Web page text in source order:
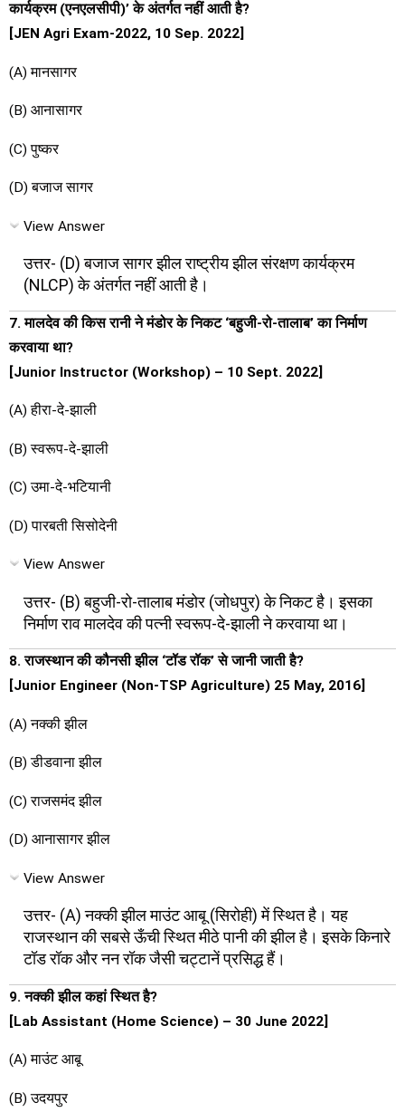
कार्यक्रम (एनएलसीपी)’ के अंतर्गत नहीं आती है?
[JEN Agri Exam-2022, 10 Sep. 2022]
(A) मानसागर
(B) आनासागर
(C) पुष्कर
(D) बजाज सागर
View Answer
उत्तर- (D) बजाज सागर झील राष्ट्रीय झील संरक्षण कार्यक्रम
(NLCP) के अंतर्गत नहीं आती है।
7. मालदेव की किस रानी ने मंडोर के निकट ‘बहुजी-रो-तालाब’ का निर्माण
करवाया था?
[Junior Instructor (Workshop) – 10 Sept. 2022]
(A) हीरा-दे-झाली
(B) स्वरूप-दे-झाली
(C) उमा-दे-भटियानी
(D) पारबती सिसोदेनी
View Answer
उत्तर- (B) बहुजी-रो-तालाब मंडोर (जोधपुर) के निकट है। इसका
निर्माण राव मालदेव की पत्नी स्वरूप-दे-झाली ने करवाया था।
8. राजस्थान की कौनसी झील ‘टॉड रॉक’ से जानी जाती है?
[Junior Engineer (Non-TSP Agriculture) 25 May, 2016]
(A) नक्की झील
(B) डीडवाना झील
(C) राजसमंद झील
(D) आनासागर झील
View Answer
उत्तर- (A) नक्की झील माउंट आबू (सिरोही) में स्थित है। यह
राजस्थान की सबसे ऊँची स्थित मीठे पानी की झील है। इसके किनारे
टॉड रॉक और नन रॉक जैसी चट्टानें प्रसिद्ध हैं।
9. नक्की झील कहां स्थित है?
[Lab Assistant (Home Science) – 30 June 2022]
(A) माउंट आबू
(B) उदयपुर